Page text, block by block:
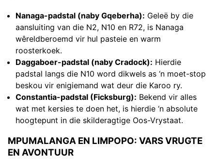
Nanaga-padstal (naby Gqeberha): Geleë by die
aansluiting van die N2, N10 en R72, is Nanaga
wêreldberoemd vir hul pasteie en warm
roosterkoek.
Daggaboer-padstal (naby Cradock): Hierdie
padstal langs die N10 word dikwels as ‘n moet-stop
beskou vir enigiemand wat deur die Karoo ry.
Constantia-padstal (Ficksburg): Bekend vir alles
wat met kersies te doen het, is hierdie ‘n absolute
hoogtepunt in die skilderagtige Oos-Vrystaat.
MPUMALANGA EN LIMPOPO: VARS VRUGTE
EN AVONTUUR